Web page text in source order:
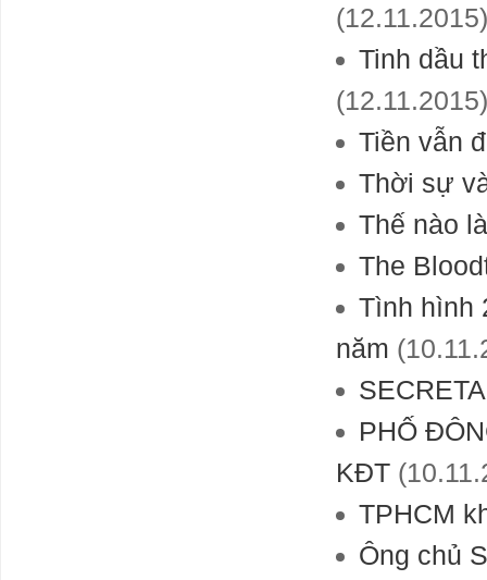
(12.11.2015)
Tinh dầu
(12.11.2015)
Tiền vẫn
Thời sự
Thế nào
The
Tình hình
năm
PHỐ
KĐT
TPHCM
Ông chủ